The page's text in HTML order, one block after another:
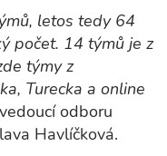
letos tedy 64
počet. 14 týmů je z
týmy z
Turecka a online
odboru
Havlíčková.